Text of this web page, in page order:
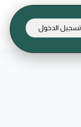
تسجيل الدخول